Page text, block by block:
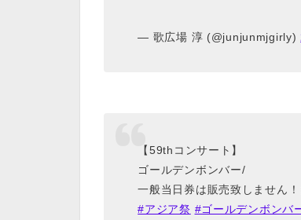
— 歌広場 淳 (@junjunmjgirly)
【59thコンサート】
ゴールデンボンバー/
一般当日券は販売致しません！
#アジア祭 #ゴールデンボンバ